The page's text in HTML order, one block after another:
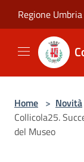
Regione Umbria
Home > Novità
Collicola25.
del Museo